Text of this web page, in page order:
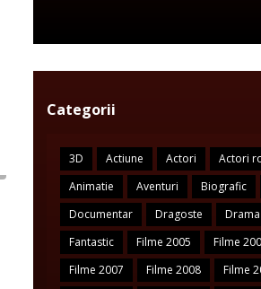
Categorii
3D Actiune Actori
Actori
Animatie
Aventuri Biografic
Documentar
Dragoste Drama
Fantastic
Filme 2005
Filme
Filme 2007
Filme 2008
Filme